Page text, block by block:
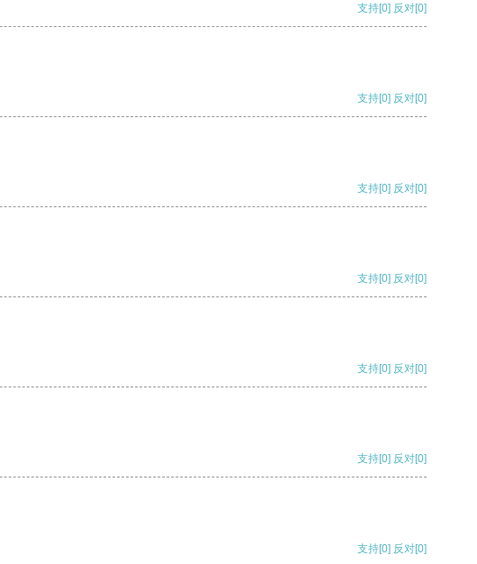
支持[0] 反对[0]
支持[0] 反对[0]
支持[0] 反对[0]
支持[0] 反对[0]
支持[0] 反对[0]
支持[0] 反对[0]
支持[0] 反对[0]